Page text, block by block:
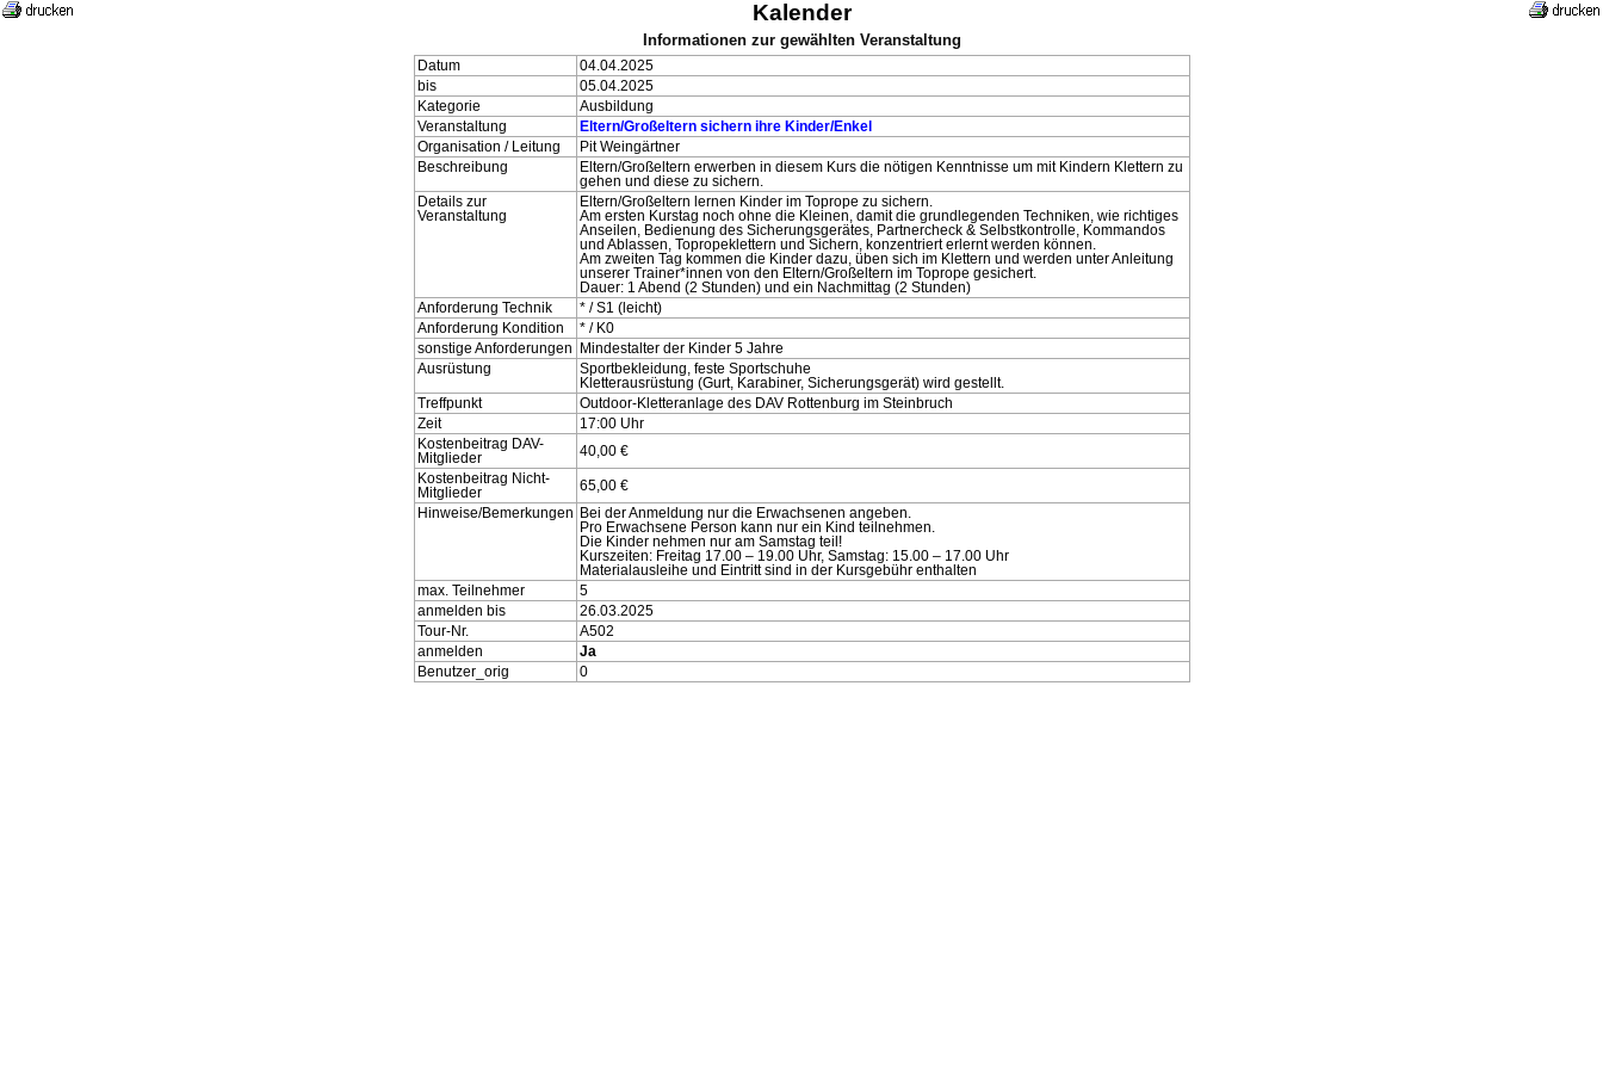
Kalender
Informationen zur gewählten Veranstaltung
Datum
04.04.2025
bis
05.04.2025
Kategorie
Ausbildung
Veranstaltung
Eltern/Großeltern sichern ihre Kinder/Enkel
Organisation / Leitung
Pit Weingärtner
Beschreibung
Eltern/Großeltern erwerben in diesem Kurs die nötigen Kenntnisse um mit Kindern Klettern zu
gehen und diese zu sichern.
Details zur
Veranstaltung
Eltern/Großeltern lernen Kinder im Toprope zu sichern.
Am ersten Kurstag noch ohne die Kleinen, damit die grundlegenden Techniken, wie richtiges
Anseilen, Bedienung des Sicherungsgerätes, Partnercheck & Selbstkontrolle, Kommandos
und Ablassen, Topropeklettern und Sichern, konzentriert erlernt werden können.
Am zweiten Tag kommen die Kinder dazu, üben sich im Klettern und werden unter Anleitung
unserer Trainer*innen von den Eltern/Großeltern im Toprope gesichert.
Dauer: 1 Abend (2 Stunden) und ein Nachmittag (2 Stunden)
Anforderung Technik
* / S1 (leicht)
Anforderung Kondition
* / K0
sonstige Anforderungen
Mindestalter der Kinder 5 Jahre
Ausrüstung
Sportbekleidung, feste Sportschuhe
Kletterausrüstung (Gurt, Karabiner, Sicherungsgerät) wird gestellt.
Treffpunkt
Outdoor-Kletteranlage des DAV Rottenburg im Steinbruch
Zeit
17:00 Uhr
Kostenbeitrag DAV-
Mitglieder
40,00 €
Kostenbeitrag Nicht-
Mitglieder
65,00 €
Hinweise/Bemerkungen
Bei der Anmeldung nur die Erwachsenen angeben.
Pro Erwachsene Person kann nur ein Kind teilnehmen.
Die Kinder nehmen nur am Samstag teil!
Kurszeiten: Freitag 17.00 – 19.00 Uhr, Samstag: 15.00 – 17.00 Uhr
Materialausleihe und Eintritt sind in der Kursgebühr enthalten
max. Teilnehmer
5
anmelden bis
26.03.2025
Tour-Nr.
A502
anmelden
Ja
Benutzer_orig
0